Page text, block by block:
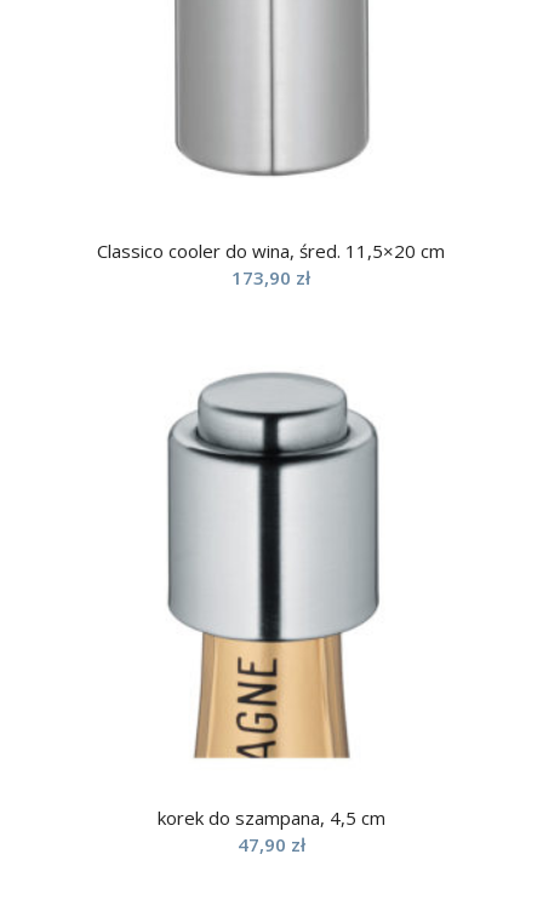
Classico cooler do wina, śred. 11,5×20 cm
173,90 zł
korek do szampana, 4,5 cm
47,90 zł